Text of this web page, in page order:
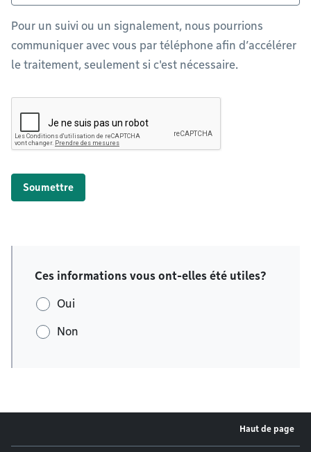
Pour un suivi ou un signalement, nous pourrions
communiquer avec vous par téléphone afin d’accélérer
le traitement, seulement si c'est nécessaire.
Soumettre
Ces informations vous ont-elles été utiles?
Oui
Non
Haut de page